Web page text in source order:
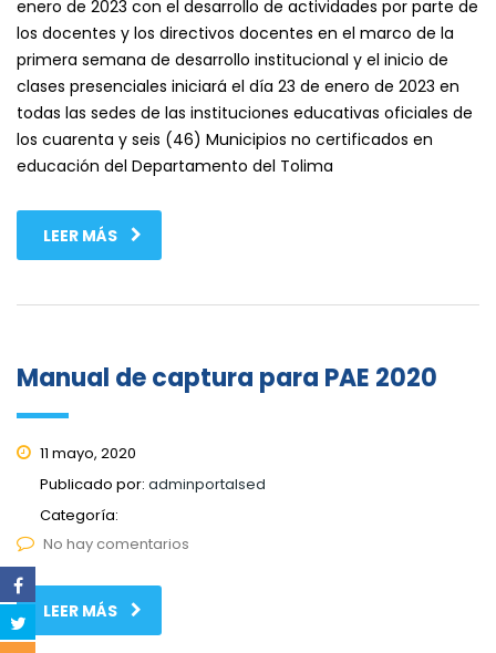
enero de 2023 con el desarrollo de actividades por parte de
los docentes y los directivos docentes en el marco de la
primera semana de desarrollo institucional y el inicio de
clases presenciales iniciará el día 23 de enero de 2023 en
todas las sedes de las instituciones educativas oficiales de
los cuarenta y seis (46) Municipios no certificados en
educación del Departamento del Tolima
LEER MÁS
Manual de captura para PAE 2020
11 mayo, 2020
Publicado por: adminportalsed
Categoría:
No hay comentarios
LEER MÁS